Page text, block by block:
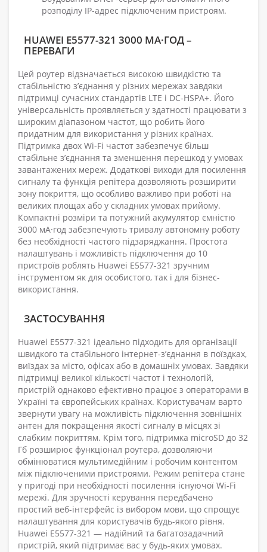
розподілу IP-адрес підключеним пристроям.
HUAWEI E5577-321 3000 МА·ГОД –
ПЕРЕВАГИ
Цей роутер відзначається високою швидкістю та
стабільністю з’єднання у різних мережах завдяки
підтримці сучасних стандартів LTE і DC-HSPA+. Його
універсальність проявляється у здатності працювати з
широким діапазоном частот, що робить його
придатним для використання у різних країнах.
Підтримка двох Wi-Fi частот забезпечує більш
стабільне з’єднання та зменшення перешкод у умовах
завантажених мереж. Додаткові виходи для посилення
сигналу та функція репітера дозволяють розширити
зону покриття, що особливо важливо при роботі на
великих площах або у складних умовах прийому.
Компактні розміри та потужний акумулятор ємністю
3000 мА·год забезпечують тривалу автономну роботу
без необхідності частого підзаряджання. Простота
налаштувань і можливість підключення до 10
пристроїв роблять Huawei E5577-321 зручним
інструментом як для особистого, так і для бізнес-
використання.
ЗАСТОСУВАННЯ
Huawei E5577-321 ідеально підходить для організації
швидкого та стабільного інтернет-з’єднання в поїздках,
виїздах за місто, офісах або в домашніх умовах. Завдяки
підтримці великої кількості частот і технологій,
пристрій однаково ефективно працює з операторами в
Україні та європейських країнах. Користувачам варто
звернути увагу на можливість підключення зовнішніх
антен для покращення якості сигналу в місцях зі
слабким покриттям. Крім того, підтримка microSD до 32
Гб розширює функціонал роутера, дозволяючи
обмінюватися мультимедійним і робочим контентом
між підключеними пристроями. Режим репітера стане
у пригоді при необхідності посилення існуючої Wi-Fi
мережі. Для зручності керування передбачено
простий веб-інтерфейс із вибором мови, що спрощує
налаштування для користувачів будь-якого рівня.
Huawei E5577-321 — надійний та багатозадачний
пристрій, який підтримає вас у будь-яких умовах.